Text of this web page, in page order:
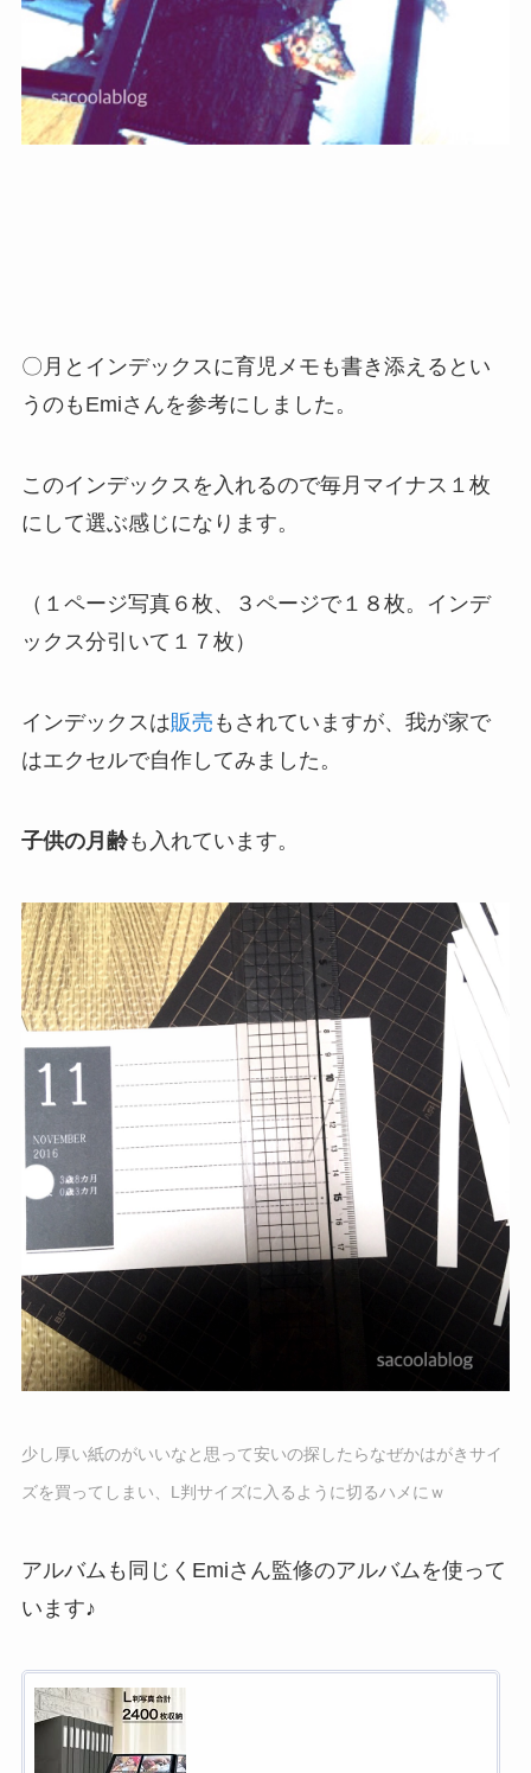
〇月とインデックスに育児メモも書き添えるとい
うのもEmiさんを参考にしました。
このインデックスを入れるので毎月マイナス１枚
にして選ぶ感じになります。
（１ページ写真６枚、３ページで１８枚。インデ
ックス分引いて１７枚）
インデックスは販売 もされていますが、我が家で
はエクセルで自作してみました。
子供の月齢も入れています。
少し厚い紙のがいいなと思って安いの探したらなぜかはがきサイ
ズを買ってしまい、L判サイズに入るように切るハメにｗ
アルバムも同じくEmiさん監修のアルバムを使って
います♪